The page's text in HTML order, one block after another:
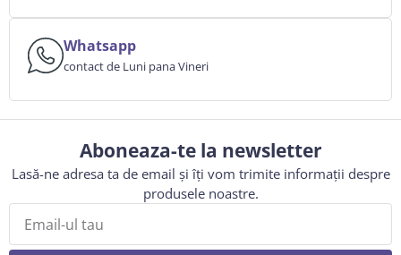
Whatsapp
contact de Luni pana Vineri
Aboneaza-te la newsletter
Lasă-ne adresa ta de email și îți vom trimite informații despre
produsele noastre.